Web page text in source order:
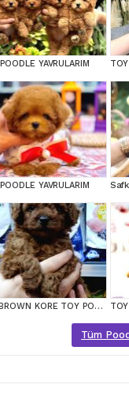
YAVRULARIM
YAVRULARIM
RED BROWN KORE TOY POODEL BEBEKLERİMİZ BAKIRKÖY
Tüm